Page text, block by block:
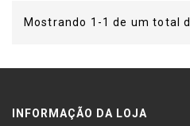
Mostrando 1-1 de um total
INFORMAÇÃO DA LOJA